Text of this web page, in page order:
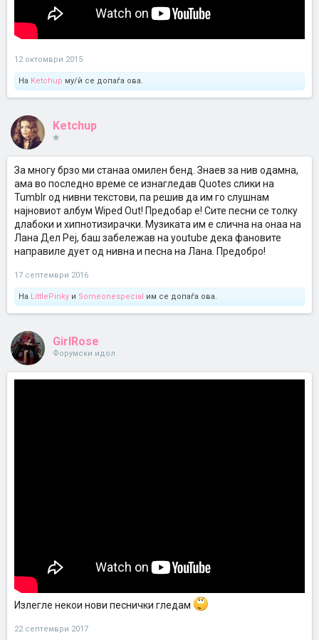
12 октомври 2015
На Ketchup му/ѝ се допаѓа ова.
Ketchup
❀
За многу брзо ми станаа омилен бенд. Знаев за нив одамна,
ама во последно време се изнагледав Quotes слики на
Tumblr од нивни текстови, па решив да им го слушнам
најновиот албум Wiped Out! Предобар е! Сите песни се толку
длабоки и хипнотизирачки. Музиката им е слична на онаа на
Лана Дел Реј, баш забележав на youtube дека фановите
направиле дует од нивна и песна на Лана. Предобро!
17 септември 2016
На LittlePinky и Someonespecial им се допаѓа ова.
GirlRose
Форумски идол
Излегле некои нови песнички гледам
22 септември 2017